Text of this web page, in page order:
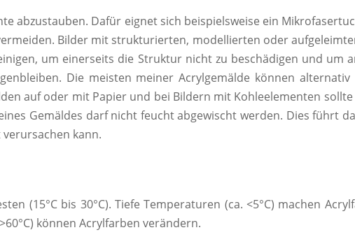
abzustauben. Dafür eignet sich beispielsweise ein
Bilder mit strukturierten, modellierten oder
um einerseits die Struktur nicht zu beschädigen und um
Die meisten meiner Acrylgemälde können
auf oder mit Papier und bei Bildern mit Kohleelementen
Gemäldes darf nicht feucht abgewischt werden. Dies führt
kann.
(15°C bis 30°C). Tiefe Temperaturen (ca. <5°C) machen
können Acrylfarben verändern.